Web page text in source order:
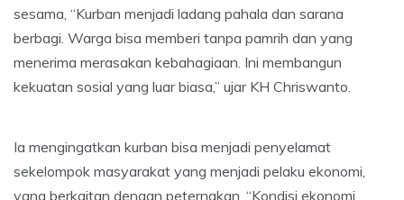
sesama, “Kurban menjadi ladang pahala dan sarana
berbagi. Warga bisa memberi tanpa pamrih dan yang
menerima merasakan kebahagiaan. Ini membangun
kekuatan sosial yang luar biasa,” ujar KH Chriswanto.
Ia mengingatkan kurban bisa menjadi penyelamat
sekelompok masyarakat yang menjadi pelaku ekonomi,
yang berkaitan dengan peternakan, “Kondisi ekonomi